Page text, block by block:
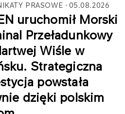
PRASOWE 05.08.2026
uruchomił Morski
Przeładunkowy
Wiśle w
Strategiczna
powstała
dzięki polskim